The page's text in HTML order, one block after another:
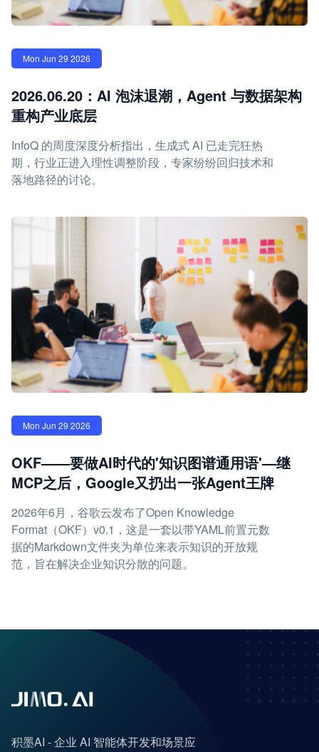
Mon Jun 29 2026
2026.06.20：AI 泡沫退潮，Agent 与数据架构
重构产业底层
InfoQ 的周度深度分析指出，生成式 AI 已走完狂热
期，行业正进入理性调整阶段，专家纷纷回归技术和
落地路径的讨论。
Mon Jun 29 2026
OKF——要做AI时代的'知识图谱通用语'—继
MCP之后，Google又扔出一张Agent王牌
2026年6月，谷歌云发布了Open Knowledge
Format（OKF）v0.1，这是一套以带YAML前置元数
据的Markdown文件夹为单位来表示知识的开放规
范，旨在解决企业知识分散的问题。
积墨AI - 企业 AI 智能体开发和场景应